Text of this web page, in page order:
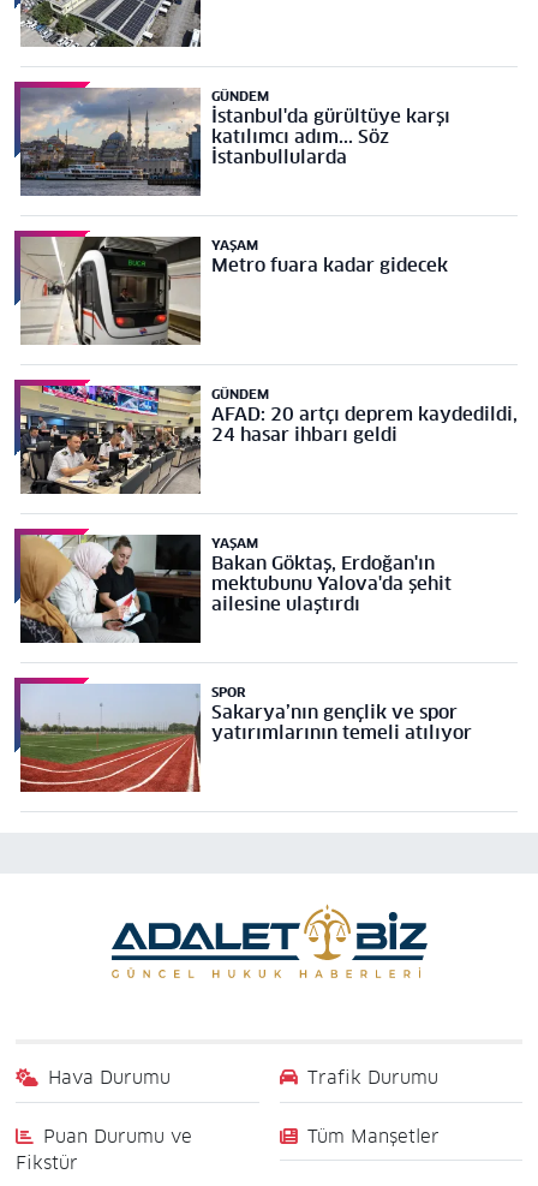
GÜNDEM
İstanbul'da gürültüye karşı
katılımcı adım... Söz
İstanbullularda
YAŞAM
Metro fuara kadar gidecek
GÜNDEM
AFAD: 20 artçı deprem kaydedildi,
24 hasar ihbarı geldi
YAŞAM
Bakan Göktaş, Erdoğan'ın
mektubunu Yalova'da şehit
ailesine ulaştırdı
SPOR
Sakarya’nın gençlik ve spor
yatırımlarının temeli atılıyor
Hava Durumu Trafik Durumu
Puan Durumu ve
Fikstür
Tüm Manşetler